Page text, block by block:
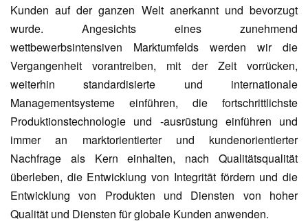
Kunden auf der ganzen Welt anerkannt und bevorzugt
wurde. Angesichts eines zunehmend
wettbewerbsintensiven Marktumfelds werden wir die
Vergangenheit vorantreiben, mit der Zeit vorrücken,
weiterhin standardisierte und internationale
Managementsysteme einführen, die fortschrittlichste
Produktionstechnologie und -ausrüstung einführen und
immer an marktorientierter und kundenorientierter
Nachfrage als Kern einhalten, nach Qualitätsqualität
überleben, die Entwicklung von Integrität fördern und die
Entwicklung von Produkten und Diensten von hoher
Qualität und Diensten für globale Kunden anwenden.